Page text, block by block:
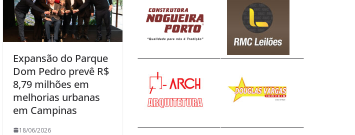
Expansão do Parque
Dom Pedro prevê R$
8,79 milhões em
melhorias urbanas
em Campinas
18/06/2026